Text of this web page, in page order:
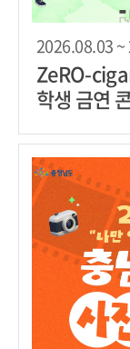
2026.08.03 ~
ZeRO-
학생 금연